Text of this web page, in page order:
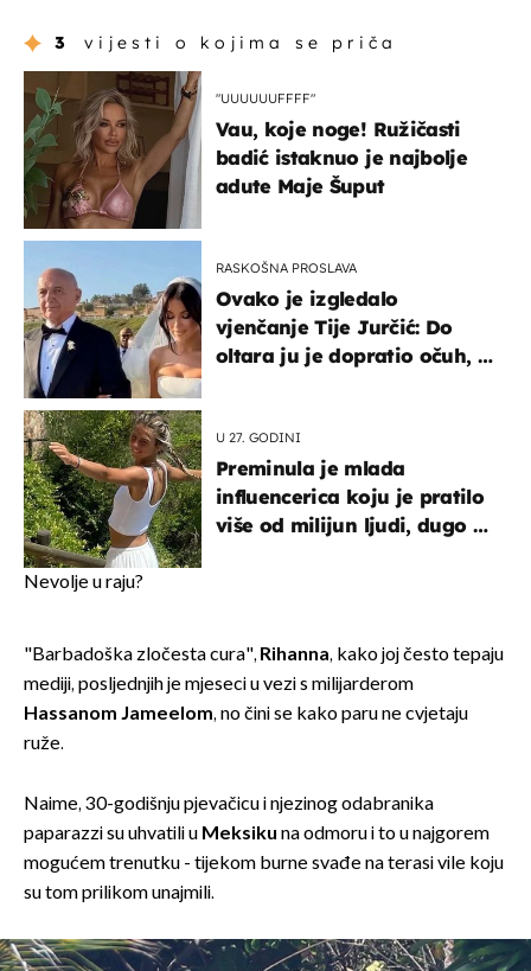
3 vijesti o kojima se priča
"UUUUUUFFFF"
Vau, koje noge! Ružičasti
badić istaknuo je najbolje
adute Maje Šuput
RASKOŠNA PROSLAVA
Ovako je izgledalo
vjenčanje Tije Jurčić: Do
oltara ju je dopratio očuh, a
U 27. GODINI
Preminula je mlada
influencerica koju je pratilo
više od milijun ljudi, dugo se
Nevolje u raju?
"Barbadoška zločesta cura",Rihanna, kako joj često tepaju
mediji, posljednjih je mjeseci u vezi s milijarderom
Hassanom Jameelom, no čini se kako paru ne cvjetaju
ruže.
Naime, 30-godišnju pjevačicu i njezinog odabranika
paparazzi su uhvatili u Meksiku na odmoru i to u najgorem
mogućem trenutku - tijekom burne svađe na terasi vile koju
su tom prilikom unajmili.